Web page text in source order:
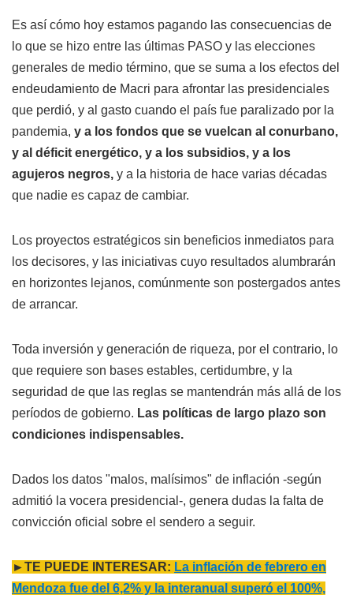
Es así cómo hoy estamos pagando las consecuencias de
lo que se hizo entre las últimas PASO y las elecciones
generales de medio término, que se suma a los efectos del
endeudamiento de Macri para afrontar las presidenciales
que perdió, y al gasto cuando el país fue paralizado por la
pandemia, y a los fondos que se vuelcan al conurbano,
y al déficit energético, y a los subsidios, y a los
agujeros negros, y a la historia de hace varias décadas
que nadie es capaz de cambiar.
Los proyectos estratégicos sin beneficios inmediatos para
los decisores, y las iniciativas cuyo resultados alumbrarán
en horizontes lejanos, comúnmente son postergados antes
de arrancar.
Toda inversión y generación de riqueza, por el contrario, lo
que requiere son bases estables, certidumbre, y la
seguridad de que las reglas se mantendrán más allá de los
períodos de gobierno. Las políticas de largo plazo son
condiciones indispensables.
Dados los datos "malos, malísimos" de inflación -según
admitió la vocera presidencial-, genera dudas la falta de
convicción oficial sobre el sendero a seguir.
►TE PUEDE INTERESAR: La inflación de febrero en
Mendoza fue del 6,2% y la interanual superó el 100%,